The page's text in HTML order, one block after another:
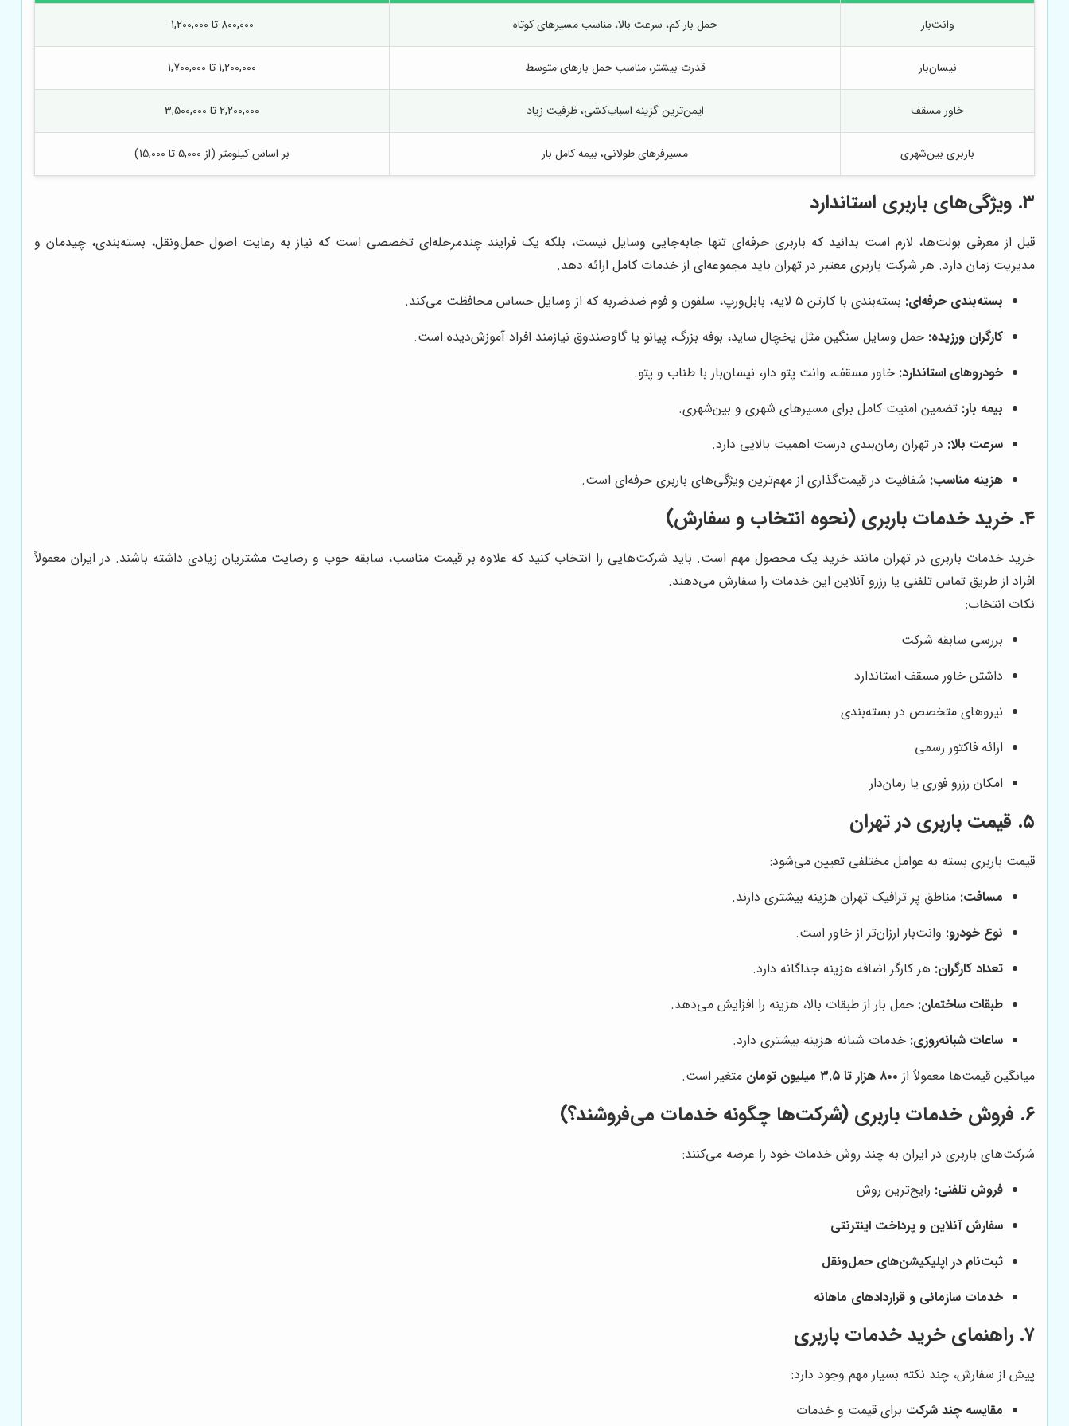
وانت‌بار حمل بار کم، سرعت بالا، مناسب مسیرهای کوتاه 800,000 تا 1,200,000
نیسان‌بار قدرت بیشتر، مناسب حمل بارهای متوسط 1,200,000 تا 1,700,000
خاور مسقف ایمن‌ترین گزینه اسباب‌کشی، ظرفیت زیاد 2,200,000 تا 3,500,000
باربری بین‌شهری مسیرفرهای طولانی، بیمه کامل بار بر اساس کیلومتر (از 5,000 تا 15,000)
۳. ویژگی‌های باربری استاندارد
قبل از معرفی بولت‌ها، لازم است بدانید که باربری حرفه‌ای تنها جابه‌جایی وسایل نیست، بلکه یک فرایند چندمرحله‌ای تخصصی است که نیاز به رعایت اصول حمل‌ونقل، بسته‌بندی، چیدمان و
مدیریت زمان دارد. هر شرکت باربری معتبر در تهران باید مجموعه‌ای از خدمات کامل ارائه دهد.
بسته‌بندی حرفه‌ای: بسته‌بندی با کارتن ۵ لایه، بابل‌ورپ، سلفون و فوم ضدضربه که از وسایل حساس محافظت می‌کند.
کارگران ورزیده: حمل وسایل سنگین مثل یخچال ساید، بوفه بزرگ، پیانو یا گاوصندوق نیازمند افراد آموزش‌دیده است.
خودروهای استاندارد: خاور مسقف، وانت پتو دار، نیسان‌بار با طناب و پتو.
بیمه بار: تضمین امنیت کامل برای مسیرهای شهری و بین‌شهری.
سرعت بالا: در تهران زمان‌بندی درست اهمیت بالایی دارد.
هزینه مناسب: شفافیت در قیمت‌گذاری از مهم‌ترین ویژگی‌های باربری حرفه‌ای است.
۴. خرید خدمات باربری (نحوه انتخاب و سفارش)
خرید خدمات باربری در تهران مانند خرید یک محصول مهم است. باید شرکت‌هایی را انتخاب کنید که علاوه بر قیمت مناسب، سابقه خوب و رضایت مشتریان زیادی داشته باشند. در ایران معمولاً
افراد از طریق تماس تلفنی یا رزرو آنلاین این خدمات را سفارش می‌دهند.
نکات انتخاب:
بررسی سابقه شرکت
داشتن خاور مسقف استاندارد
نیروهای متخصص در بسته‌بندی
ارائه فاکتور رسمی
امکان رزرو فوری یا زمان‌دار
۵. قیمت باربری در تهران
قیمت باربری بسته به عوامل مختلفی تعیین می‌شود:
مسافت: مناطق پر ترافیک تهران هزینه بیشتری دارند.
نوع خودرو: وانت‌بار ارزان‌تر از خاور است.
تعداد کارگران: هر کارگر اضافه هزینه جداگانه دارد.
طبقات ساختمان: حمل بار از طبقات بالا، هزینه را افزایش می‌دهد.
ساعات شبانه‌روزی: خدمات شبانه هزینه بیشتری دارد.
میانگین قیمت‌ها معمولاً از ۸۰۰ هزار تا ۳.۵ میلیون تومان متغیر است.
۶. فروش خدمات باربری (شرکت‌ها چگونه خدمات می‌فروشند؟)
شرکت‌های باربری در ایران به چند روش خدمات خود را عرضه می‌کنند:
فروش تلفنی: رایج‌ترین روش
سفارش آنلاین و پرداخت اینترنتی
ثبت‌نام در اپلیکیشن‌های حمل‌ونقل
خدمات سازمانی و قراردادهای ماهانه
۷. راهنمای خرید خدمات باربری
پیش از سفارش، چند نکته بسیار مهم وجود دارد:
مقایسه چند شرکت برای قیمت و خدمات